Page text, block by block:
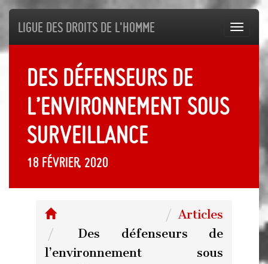
Ligue des droits de l'Homme
Des défenseurs de
l’environnement sous
surveillance
18 février, 2020
Articles
Des défenseurs de
l’environnement sous